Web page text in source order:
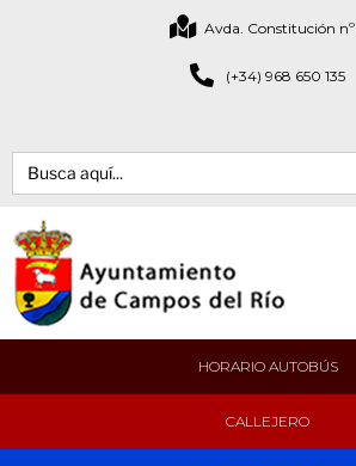
Avda. Constitución nº
(+34) 968 650 135
Buscar:
HORARIO AUTOBÚS
CALLEJERO